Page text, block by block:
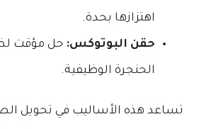
اهتزازها بحدة.
حقن البوتوكس: حل مؤقت
الحنجرة الوظيفية.
تساعد هذه الأساليب في تحويل